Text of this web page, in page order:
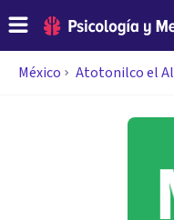
México Atotonilco el